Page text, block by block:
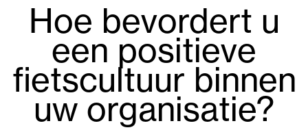
Hoe bevordert u
een positieve
fietscultuur binnen
uw organisatie?